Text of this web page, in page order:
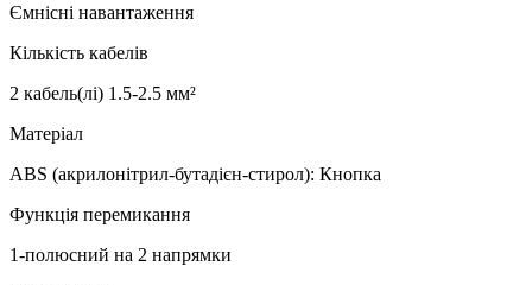
Ємнісні навантаження
Кількість кабелів
2 кабель(лі) 1.5-2.5 мм²
Матеріал
ABS (акрилонітрил-бутадієн-стирол): Кнопка
Функція перемикання
1-полюсний на 2 напрямки